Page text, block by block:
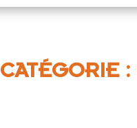
CATÉGORIE :